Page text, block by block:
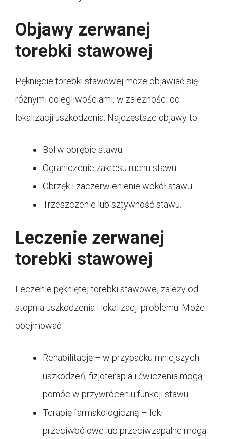
Objawy zerwanej
torebki stawowej
Pęknięcie torebki stawowej może objawiać się
różnymi dolegliwościami, w zależności od
lokalizacji uszkodzenia. Najczęstsze objawy to:
Ból w obrębie stawu.
Ograniczenie zakresu ruchu stawu.
Obrzęk i zaczerwienienie wokół stawu.
Trzeszczenie lub sztywność stawu.
Leczenie zerwanej
torebki stawowej
Leczenie pękniętej torebki stawowej zależy od
stopnia uszkodzenia i lokalizacji problemu. Może
obejmować:
Rehabilitację – w przypadku mniejszych
uszkodzeń, fizjoterapia i ćwiczenia mogą
pomóc w przywróceniu funkcji stawu.
Terapię farmakologiczną – leki
przeciwbólowe lub przeciwzapalne mogą